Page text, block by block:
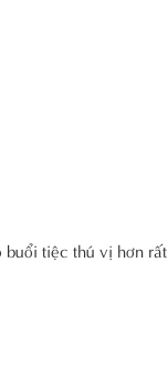
buổi tiệc thú vị hơn rất